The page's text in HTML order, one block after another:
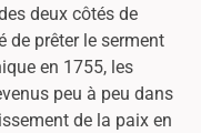
deux côtés de
de prêter le serment
en 1755, les
peu à peu dans
de la paix en